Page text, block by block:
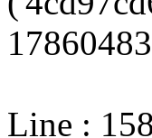
Line : 158